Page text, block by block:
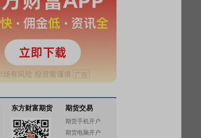
东方财富期货 期货交易
期货手机开户
期货电脑开户